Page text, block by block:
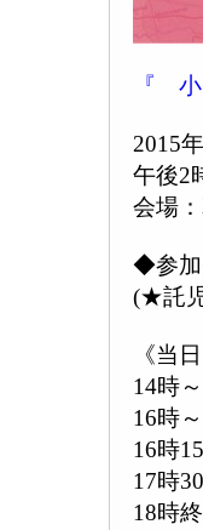
『
2015
午後2
会場
◆参加
(★託
《当
14時
16時
16時
17時
18時